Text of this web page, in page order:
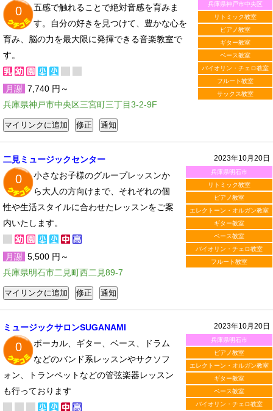
兵庫県神戸市中央区
リトミック教室
ピアノ教室
ギター教室
ベース教室
バイオリン・チェロ教室
フルート教室
サックス教室
0
五感で触れることで絶対音感を育みま
す。自分の好きを見つけて、豊かな心を
育み、脳の力を最大限に発揮できる音楽教室で
す。
月謝 7,740 円～
兵庫県神戸市中央区三宮町三丁目3-2-9F
2023年10月20日
兵庫県明石市
リトミック教室
ピアノ教室
エレクトーン・オルガン教室
ギター教室
ベース教室
バイオリン・チェロ教室
フルート教室
二見ミュージックセンター
0
小さなお子様のグループレッスンか
ら大人の方向けまで、それぞれの個
性や生活スタイルに合わせたレッスンをご案
内いたします。
月謝 5,500 円～
兵庫県明石市二見町西二見89-7
2023年10月20日
兵庫県明石市
ピアノ教室
エレクトーン・オルガン教室
ギター教室
ベース教室
バイオリン・チェロ教室
ミュージックサロンSUGANAMI
0
ボーカル、ギター、ベース、ドラム
などのバンド系レッスンやサクソフ
ォン、トランペットなどの管弦楽器レッスン
も行っております